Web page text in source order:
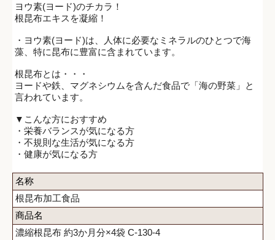
ヨウ素(ヨード)のチカラ！
根昆布エキスを凝縮！
・ヨウ素(ヨード)は、人体に必要なミネラルのひとつで海
藻、特に昆布に豊富に含まれています。
根昆布とは・・・
ヨードや鉄、マグネシウムを含んだ食品で「海の野菜」と
言われています。
▼こんな方におすすめ
・栄養バランスが気になる方
・不規則な生活が気になる方
・健康が気になる方
名称
根昆布加工食品
商品名
濃縮根昆布 約3か月分×4袋 C-130-4